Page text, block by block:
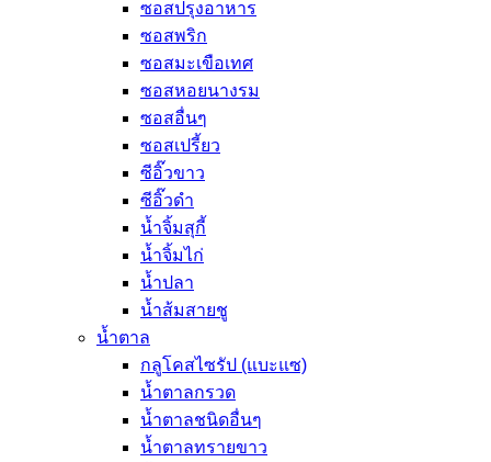
ซอสปรุงอาหาร
ซอสพริก
ซอสมะเขือเทศ
ซอสหอยนางรม
ซอสอื่นๆ
ซอสเปรี้ยว
ซีอิ๊วขาว
ซีอิ๊วดำ
น้ำจิ้มสุกี้
น้ำจิ้มไก่
น้ำปลา
น้ำส้มสายชู
น้ำตาล
กลูโคสไซรัป (แบะแซ)
น้ำตาลกรวด
น้ำตาลชนิดอื่นๆ
น้ำตาลทรายขาว